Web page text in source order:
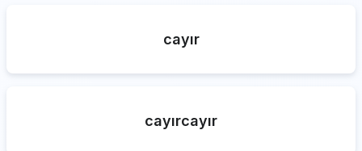
cayır
cayırcayır